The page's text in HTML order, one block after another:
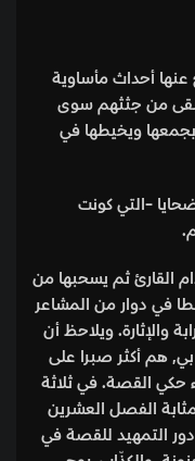
عنها أحداث مأساوية
من جثثهم سوى
ويخيطها في
-التي كونت
القارئ ثم يسحبها من
في دوار من المشاعر
والإثارة. ويلاحظ أن
هم أكثر صبرا على
حكي القصة. في ثلاثة
الفصل العشرين
دور التمهيد للقصة في